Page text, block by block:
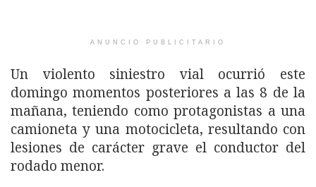
ANUNCIO PUBLICITARIO
Un violento siniestro vial ocurrió este
domingo momentos posteriores a las 8 de la
mañana, teniendo como protagonistas a una
camioneta y una motocicleta, resultando con
lesiones de carácter grave el conductor del
rodado menor.